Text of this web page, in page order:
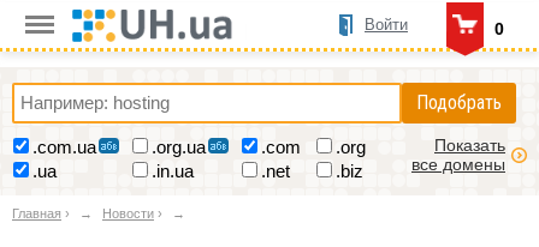
0
Войти
Подобрать
.com.ua .org.ua .com
.org
.ua
.in.ua .net .biz
Показать
все домены
Главная › Новости ›